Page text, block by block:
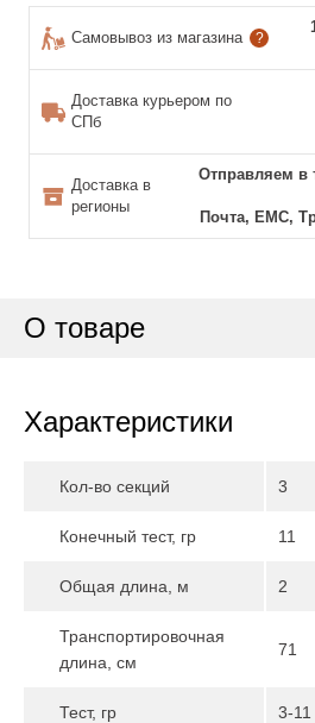
Самовывоз из магазина ?
Доставка курьером по
СПб
Доставка в
регионы
Отправляем в
Почта, ЕМС,
О товаре
Характеристики
Кол-во секций 3
Конечный тест, гр 11
Общая длина, м 2
Транспортировочная
длина, см
71
Тест, гр 3-11